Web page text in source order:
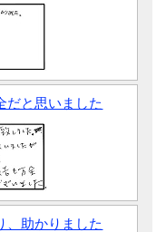
だと思いました
、助かりました